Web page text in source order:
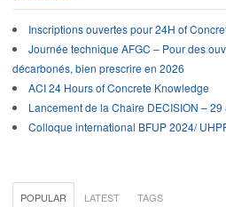
Inscriptions ouvertes pour 24H of
Journée technique AFGC – Pour des
décarbonés, bien prescrire en 2026
ACI 24 Hours of Concrete Knowledge
Lancement de la Chaire DECISION – 29
Colloque international BFUP 2024/
POPULAR LATEST TAGS